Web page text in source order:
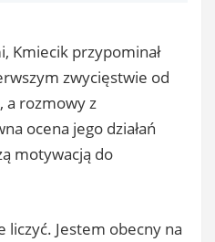
Kmiecik przypominał
zwycięstwie od
a rozmowy z
ocena jego działań
motywacją do
liczyć. Jestem obecny na